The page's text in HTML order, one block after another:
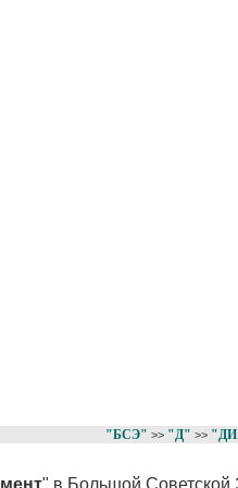
"БСЭ" >> "Д" >>